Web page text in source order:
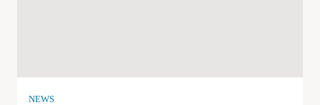
NEWS